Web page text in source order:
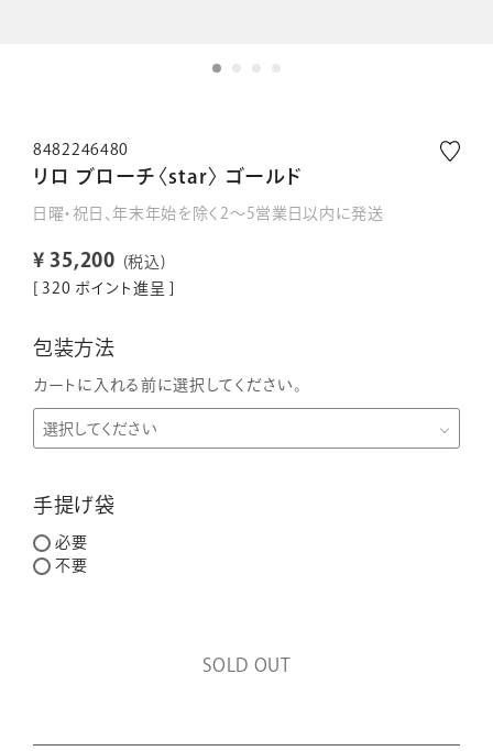
8482246480
リロ ブローチ〈star〉 ゴールド
日曜・祝日、年末年始を除く2～5営業日以内に発送
¥ 35,200
税込
320 ポイント進呈 ]
包装方法
カートに入れる前に選択してください。
手提げ袋
必要
不要
SOLD OUT